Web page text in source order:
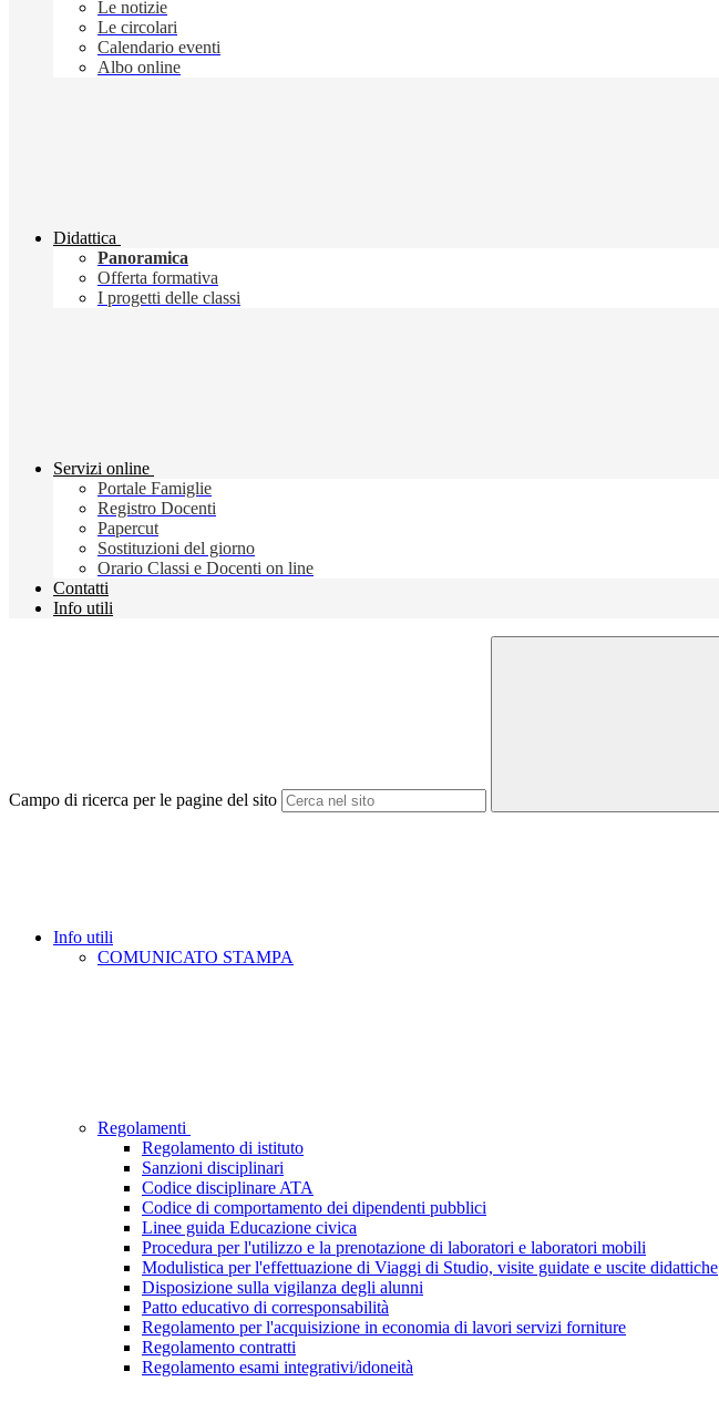
Le notizie
Le circolari
Calendario eventi
Albo online
Didattica
Panoramica
Offerta formativa
I progetti delle classi
Servizi online
Portale Famiglie
Registro Docenti
Papercut
Sostituzioni del giorno
Orario Classi e Docenti on line
Contatti
Info utili
Campo di ricerca per le pagine del sito
Info utili
COMUNICATO STAMPA
Regolamenti
Regolamento di istituto
Sanzioni disciplinari
Codice disciplinare ATA
Codice di comportamento dei dipendenti pubblici
Linee guida Educazione civica
Procedura per l'utilizzo e la prenotazione di laboratori e laboratori mobili
Modulistica per l'effettuazione di Viaggi di Studio, visite guidate e uscite didattiche
Disposizione sulla vigilanza degli alunni
Patto educativo di corresponsabilità
Regolamento per l'acquisizione in economia di lavori servizi forniture
Regolamento contratti
Regolamento esami integrativi/idoneità